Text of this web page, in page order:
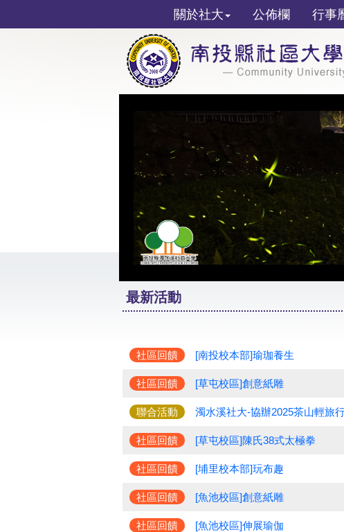
關於社大 公佈欄 行事
最新活動
社區回饋 [南投校本部]瑜珈養生
社區回饋 [草屯校區]創意紙雕
聯合活動 濁水溪社大-協辦2025茶山輕旅
社區回饋 [草屯校區]陳氏38式太極拳
社區回饋 [埔里校本部]玩布趣
社區回饋 [魚池校區]創意紙雕
社區回饋 [魚池校區]伸展瑜伽